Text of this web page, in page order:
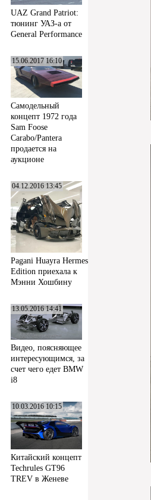
UAZ Grand Patriot:
тюнинг УАЗ-а от
General Performance
15.06.2017 16:10
Самодельный
концепт 1972 года
Sam Foose
Carabo/Pantera
продается на
аукционе
04.12.2016 13:45
Pagani Huayra Hermes
Edition приехала к
Мэнни Хошбину
13.05.2016 14:41
Видео, поясняющее
интересующимся, за
счет чего едет BMW
i8
10.03.2016 10:15
Китайский концепт
Techrules GT96
TREV в Женеве